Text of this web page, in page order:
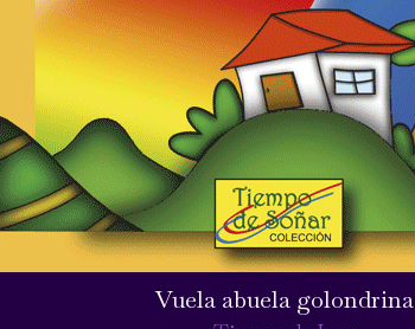
Vuela abuela golondrina